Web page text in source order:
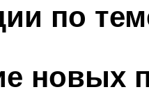
по
новых